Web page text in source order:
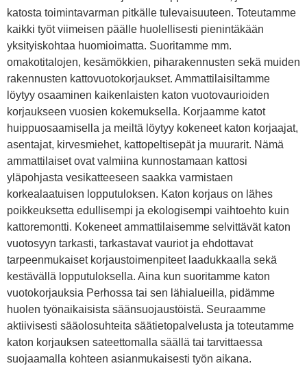
katosta toimintavarman pitkälle tulevaisuuteen. Toteutamme
kaikki työt viimeisen päälle huolellisesti pienintäkään
yksityiskohtaa huomioimatta. Suoritamme mm.
omakotitalojen, kesämökkien, piharakennusten sekä muiden
rakennusten kattovuotokorjaukset. Ammattilaisiltamme
löytyy osaaminen kaikenlaisten katon vuotovaurioiden
korjaukseen vuosien kokemuksella. Korjaamme katot
huippuosaamisella ja meiltä löytyy kokeneet katon korjaajat,
asentajat, kirvesmiehet, kattopeltisepät ja muurarit. Nämä
ammattilaiset ovat valmiina kunnostamaan kattosi
yläpohjasta vesikatteeseen saakka varmistaen
korkealaatuisen lopputuloksen. Katon korjaus on lähes
poikkeuksetta edullisempi ja ekologisempi vaihtoehto kuin
kattoremontti. Kokeneet ammattilaisemme selvittävät katon
vuotosyyn tarkasti, tarkastavat vauriot ja ehdottavat
tarpeenmukaiset korjaustoimenpiteet laadukkaalla sekä
kestävällä lopputuloksella. Aina kun suoritamme katon
vuotokorjauksia Perhossa tai sen lähialueilla, pidämme
huolen työnaikaisista säänsuojaustöistä. Seuraamme
aktiivisesti sääolosuhteita säätietopalvelusta ja toteutamme
katon korjauksen sateettomalla säällä tai tarvittaessa
suojaamalla kohteen asianmukaisesti työn aikana.